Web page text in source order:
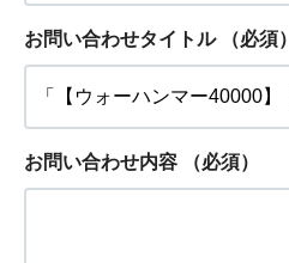
お問い合わせタイトル （必須）
お問い合わせ内容 （必須）